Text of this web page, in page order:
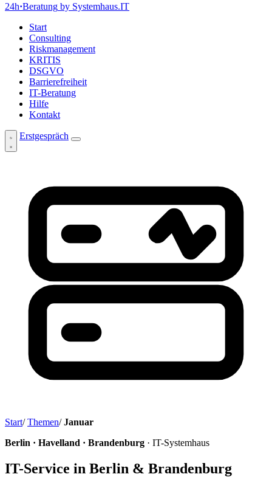
24h·Beratung by Systemhaus.IT
Start
Consulting
Riskmanagement
KRITIS
DSGVO
Barrierefreiheit
IT-Beratung
Hilfe
Kontakt
Erstgespräch
Start/ Themen/ Januar
Berlin · Havelland · Brandenburg · IT-Systemhaus
IT-Service in Berlin & Brandenburg